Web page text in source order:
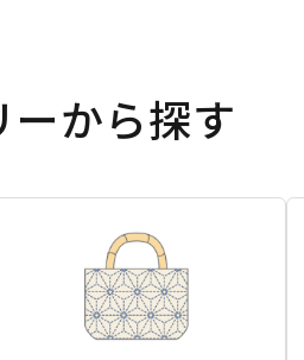
ーから探す